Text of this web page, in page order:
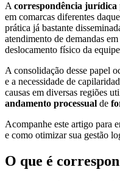
A correspondência jurídica
em comarcas diferentes
prática já bastante
atendimento de demandas
deslocamento físico da
A consolidação desse papel
e a necessidade de
causas em diversas regiões
andamento processual de
Acompanhe este artigo para
e como otimizar sua gestão
O que é